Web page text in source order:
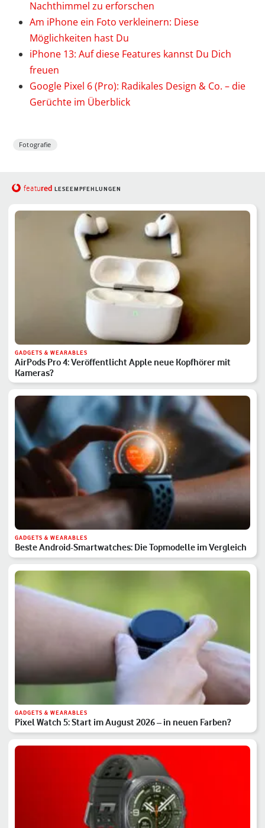
Nachthimmel zu erforschen
Am iPhone ein Foto verkleinern: Diese
Möglichkeiten hast Du
iPhone 13: Auf diese Features kannst Du Dich
freuen
Google Pixel 6 (Pro): Radikales Design & Co. – die
Gerüchte im Überblick
Fotografie
featured LESEEMPFEHLUNGEN
GADGETS & WEARABLES
AirPods Pro 4: Veröffentlicht Apple neue Kopfhörer mit
Kameras?
GADGETS & WEARABLES
Beste Android-Smartwatches: Die Topmodelle im Vergleich
GADGETS & WEARABLES
Pixel Watch 5: Start im August 2026 – in neuen Farben?